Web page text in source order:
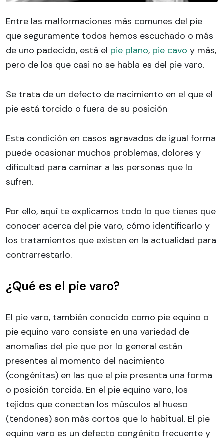
Entre las malformaciones más comunes del pie
que seguramente todos hemos escuchado o más
de uno padecido, está el pie plano, pie cavo y más,
pero de los que casi no se habla es del pie varo.
Se trata de un defecto de nacimiento en el que el
pie está torcido o fuera de su posición
Esta condición en casos agravados de igual forma
puede ocasionar muchos problemas, dolores y
dificultad para caminar a las personas que lo
sufren.
Por ello, aquí te explicamos todo lo que tienes que
conocer acerca del pie varo, cómo identificarlo y
los tratamientos que existen en la actualidad para
contrarrestarlo.
¿Qué es el pie varo?
El pie varo, también conocido como pie equino o
pie equino varo consiste en una variedad de
anomalías del pie que por lo general están
presentes al momento del nacimiento
(congénitas) en las que el pie presenta una forma
o posición torcida. En el pie equino varo, los
tejidos que conectan los músculos al hueso
(tendones) son más cortos que lo habitual. El pie
equino varo es un defecto congénito frecuente y